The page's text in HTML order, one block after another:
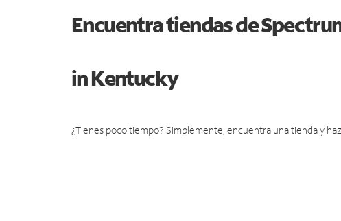
Encuentra tiendas de
in Kentucky
¿Tienes poco tiempo? Simplemente, encuentra una tienda y